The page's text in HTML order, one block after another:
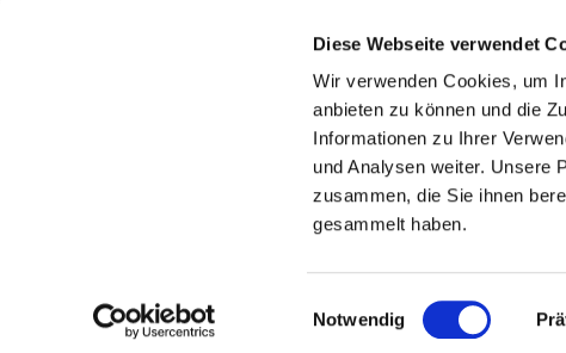
Diese Webseite verwendet
Wir verwenden Cookies, um
anbieten zu können und die
Informationen zu Ihrer
und Analysen weiter. Unsere
zusammen, die Sie ihnen
gesammelt haben.
Einwilligungsauswahl
Notwendig
Dietrich-
45739
Telefon: